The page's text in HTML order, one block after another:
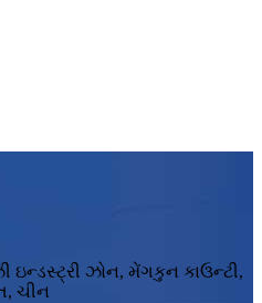
ઝોન, મેંગકુન કાઉન્ટી,
ચીન